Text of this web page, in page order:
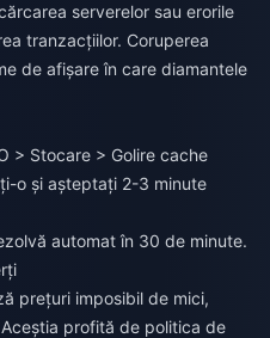
serverelor sau erorile
tranzacțiilor. Coruperea
de afișare în care diamantele
> Stocare > Golire cache
o și așteptați 2-3 minute
automat în 30 de minute.
prețuri imposibil de mici,
profită de politica de